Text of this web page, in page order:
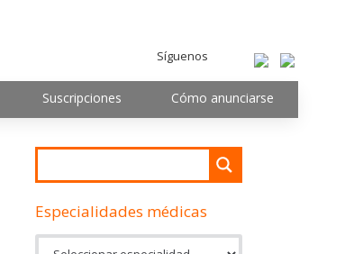
Síguenos
Suscripciones Cómo anunciarse
Especialidades médicas